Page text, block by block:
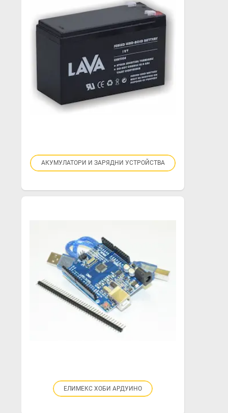
АКУМУЛАТОРИ И ЗАРЯДНИ УСТРОЙСТВА
ЕЛИМЕКС ХОБИ АРДУИНО